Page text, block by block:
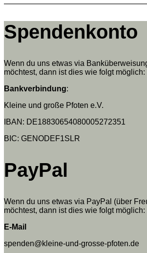
Spendenkonto
Wenn du uns etwas via
möchtest, dann ist dies wie folgt möglich:
Bankverbindung:
Kleine und große Pfoten e.V.
IBAN: DE18830654080005272351
BIC: GENODEF1SLR
PayPal
Wenn du uns etwas via PayPal (über
möchtest, dann ist dies wie folgt möglich:
E-Mail
spenden@kleine-und-grosse-pfoten.de